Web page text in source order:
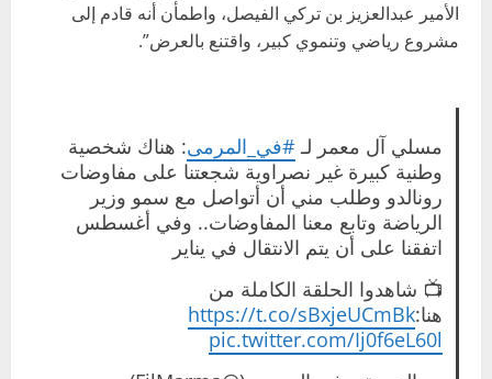
الأمير عبدالعزيز بن تركي الفيصل، واطمأن أنه قادم إلى
مشروع رياضي وتنموي كبير، واقتنع بالعرض”.
مسلي آل معمر لـ#في_المرمى: هناك شخصية
وطنية كبيرة غير نصراوية شجعتنا على مفاوضات
رونالدو وطلب مني أن أتواصل مع سمو وزير
الرياضة وتابع معنا المفاوضات.. وفي أغسطس
اتفقنا على أن يتم الانتقال في يناير
📺 شاهدوا الحلقة الكاملة من
هنا:https://t.co/sBxjeUCmBk
pic.twitter.com/Ij0f6eL60l